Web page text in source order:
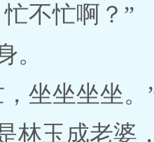
不忙啊？”
。
坐坐坐坐。
林玉成老婆